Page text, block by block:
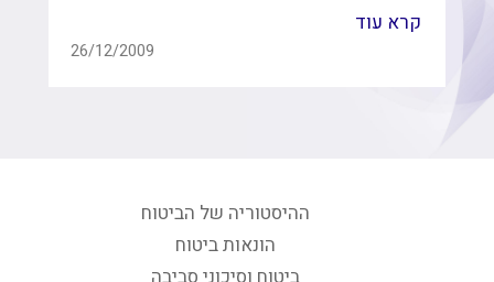
קרא עוד
26/12/2009
ההיסטוריה של הביטוח
הונאות ביטוח